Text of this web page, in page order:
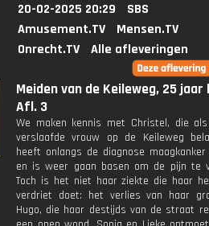
20-02-2025 20:29
SBS
Amusement.TV
Mensen.TV
Onrecht.TV
Alle afleveringen
Meiden van de Keileweg, 25
Afl. 3
We maken kennis met Christel, die
verslaafde vrouw op de Keileweg
heeft onlangs de diagnose maagkanker
en is weer gaan basen om de pijn te
Toch is het niet haar ziekte die haar
verdriet doet: het verlies van haar
Hugo, die haar destijds van de straat